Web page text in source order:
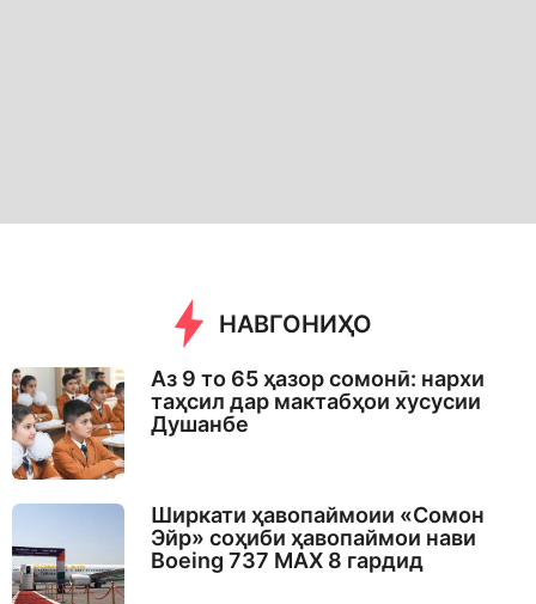
НАВГОНИҲО
Аз 9 то 65 ҳазор сомонӣ: нархи
таҳсил дар мактабҳои хусусии
Душанбе
Ширкати ҳавопаймоии «Сомон
Эйр» соҳиби ҳавопаймои нави
Boeing 737 MAX 8 гардид